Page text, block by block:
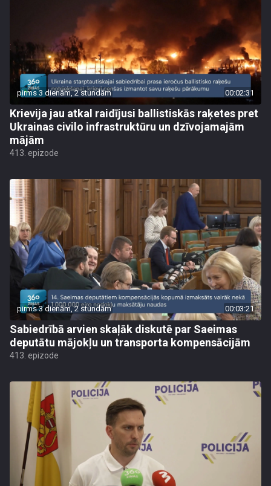
pirms 3 dienām, 2 stundām 00:02:31
Krievija jau atkal raidījusi ballistiskās raķetes pret
Ukrainas civilo infrastruktūru un dzīvojamajām
mājām
413. epizode
pirms 3 dienām, 2 stundām 00:03:21
Sabiedrībā arvien skaļāk diskutē par Saeimas
deputātu mājokļu un transporta kompensācijām
413. epizode